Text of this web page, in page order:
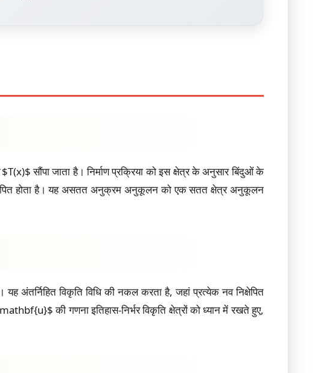
सौंपा जाता है। निर्माण प्रक्रिया को इस क्षेत्र के अनुसार बिंदुओं के
होता है। यह असतत अनुक्रम अनुकूलन को एक सतत क्षेत्र अनुकूलन
अंतर्निहित विकृति विधि की नकल करता है, जहां प्रत्येक नव निक्षेपित
की गणना इतिहास-निर्भर विकृति क्षेत्रों को ध्यान में रखते हुए,